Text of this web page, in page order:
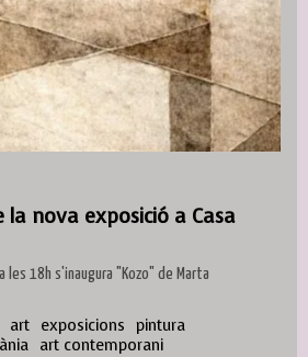
la nova exposició a Casa
les 18h s'inaugura "Kozo" de Marta
art exposicions pintura
art contemporani